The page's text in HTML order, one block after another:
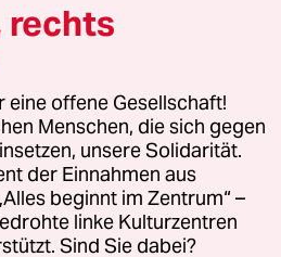
Patra:
keiner einzigen
versuchten oder
Kein Hinweis das
u.ä. - nicht einmal ein
gar eine
wie „falsch
rechts
offene Gesellschaft!
Menschen, die sich gegen
unsere Solidarität.
der Einnahmen aus
beginnt im Zentrum“ –
linke Kulturzentren
Sind Sie dabei?